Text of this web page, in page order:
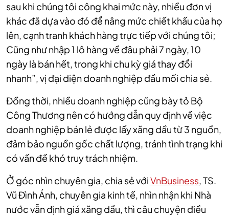
sau khi chúng tôi công khai mức này, nhiều đơn vị
khác đã dựa vào đó để nâng mức chiết khấu của họ
lên, cạnh tranh khách hàng trực tiếp với chúng tôi;
Cũng như nhập 1 lô hàng về đâu phải 7 ngày, 10
ngày là bán hết, trong khi chu kỳ giá thay đổi
nhanh”, vị đại diện doanh nghiệp đầu mối chia sẻ.
Đồng thời, nhiều doanh nghiệp cũng bày tỏ Bộ
Công Thương nên có hướng dẫn quy định về việc
doanh nghiệp bán lẻ được lấy xăng dầu từ 3 nguồn,
đảm bảo nguồn gốc chất lượng, tránh tình trạng khi
có vấn đề khó truy trách nhiệm.
Ở góc nhìn chuyên gia, chia sẻ vớiVnBusiness, TS.
Vũ Đình Ánh, chuyên gia kinh tế, nhìn nhận khi Nhà
nước vẫn định giá xăng dầu, thì câu chuyện điều